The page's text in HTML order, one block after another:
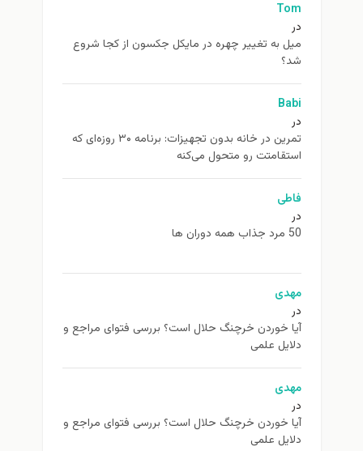
Tom
در
ميل به تغيير چهره در مایکل جکسون از كجا شروع
شد؟
Babi
در
تمرین در خانه بدون تجهیزات: برنامه ۳۰ روزه‌ای که
استقامتت رو متحول می‌کنه
فاطی
در
50 مرد جذاب همه دوران ها
مهدی
در
آیا خوردن خرچنگ حلال است؟ بررسی فتوای مراجع و
دلایل علمی
مهدی
در
آیا خوردن خرچنگ حلال است؟ بررسی فتوای مراجع و
دلایل علمی